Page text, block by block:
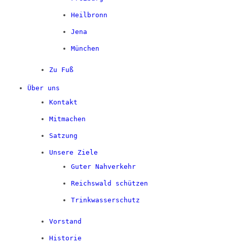
Heilbronn
Jena
München
Zu Fuß
Über uns
Kontakt
Mitmachen
Satzung
Unsere Ziele
Guter Nahverkehr
Reichswald schützen
Trinkwasserschutz
Vorstand
Historie